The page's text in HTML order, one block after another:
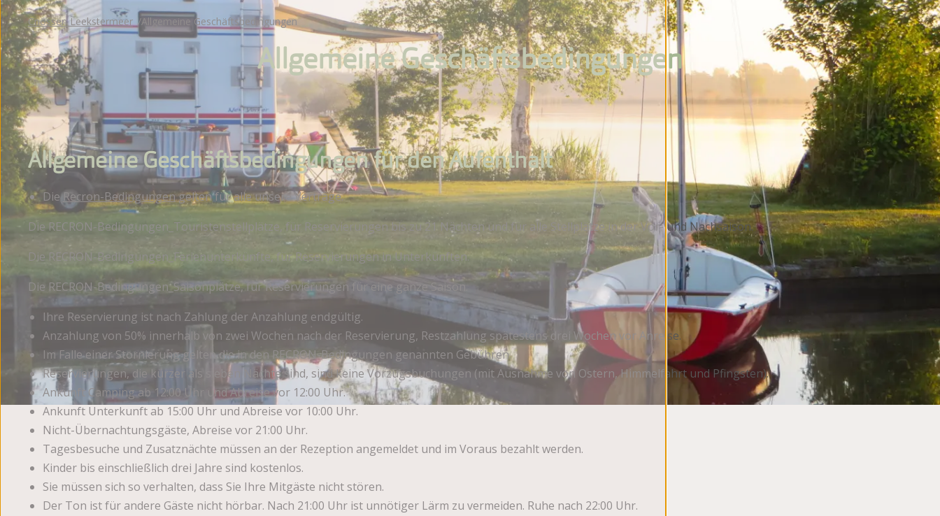
Cnossen Leekstermeer Allgemeine Geschäftsbedingungen
Allgemeine Geschäftsbedingungen
Allgemeine Geschäftsbedingungen für den Aufenthalt
DieRecron-Bedingungengelten für alle unsere Verträge.
Die RECRON-Bedingungen_Touristenstellplätze, für Reservierungen bis zu 21 Nächten und für alle Stellplätze in der Vor- und Nachsaison.
Die RECRON-Bedingungen_Ferienunterkünfte, für Reservierungen in Unterkünften.
Die RECRON-Bedingungen_Saisonplätze, für Reservierungen für eine ganze Saison.
Ihre Reservierung ist nach Zahlung der Anzahlung endgültig.
Anzahlung von 50% innerhalb von zwei Wochen nach der Reservierung, Restzahlung spätestens drei Wochen vor Anreise.
Im Falle einer Stornierung gelten die in den RECRON-Bedingungen genannten Gebühren.
Reservierungen, die kürzer als sieben Nächte sind, sind keine Vorzugsbuchungen (mit Ausnahme von Ostern, Himmelfahrt und Pfingsten).
Ankunft Camping ab 12:00 Uhr und Abreise vor 12:00 Uhr.
Ankunft Unterkunft ab 15:00 Uhr und Abreise vor 10:00 Uhr.
Nicht-Übernachtungsgäste, Abreise vor 21:00 Uhr.
Tagesbesuche und Zusatznächte müssen an der Rezeption angemeldet und im Voraus bezahlt werden.
Kinder bis einschließlich drei Jahre sind kostenlos.
Sie müssen sich so verhalten, dass Sie Ihre Mitgäste nicht stören.
Der Ton ist für andere Gäste nicht hörbar. Nach 21:00 Uhr ist unnötiger Lärm zu vermeiden. Ruhe nach 22:00 Uhr.